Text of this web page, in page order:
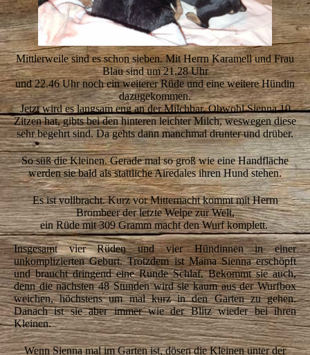
Mittlerweile sind es schon sieben. Mit Herrn Karamell und Frau
Blau sind um 21.28 Uhr
und 22.46 Uhr noch ein weiterer Rüde und eine weitere Hündin
dazugekommen.
Jetzt wird es langsam eng an der Milchbar. Obwohl Sienna 10
Zitzen hat, gibts bei den hinteren leichter Milch, weswegen diese
sehr begehrt sind. Da gehts dann manchmal drunter und drüber.
So süß die Kleinen. Gerade mal so groß wie eine Handfläche
werden sie bald als stattliche Airedales ihren Hund stehen.
Es ist vollbracht. Kurz vor Mitternacht kommt mit Herrn
Brombeer der letzte Welpe zur Welt,
ein Rüde mit 309 Gramm macht den Wurf komplett.
Insgesamt vier Rüden und vier Hündinnen in einer
unkomplizierten Geburt. Trotzdem ist Mama Sienna erschöpft
und braucht dringend eine Runde Schlaf. Bekommt sie auch,
denn die nächsten 48 Stunden wird sie kaum aus der Wurfbox
weichen, höchstens um mal kurz in den Garten zu gehen.
Danach ist sie aber immer wie der Blitz wieder bei ihren
Kleinen.
Wenn Sienna mal im Garten ist, dösen die Kleinen unter der